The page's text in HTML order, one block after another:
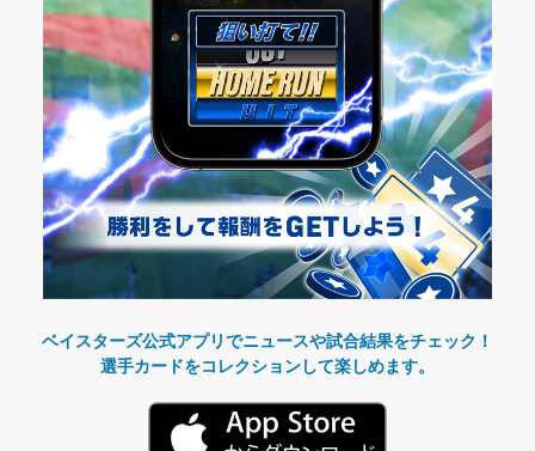
ベイスターズ公式アプリでニュースや試合結果をチェック！
選手カードをコレクションして楽しめます。